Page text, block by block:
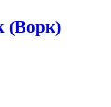
(Ворк)